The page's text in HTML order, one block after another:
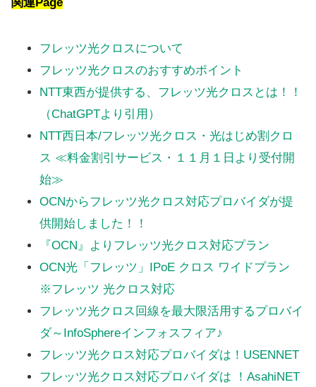
フレッツ光クロスについて
フレッツ光クロスのおすすめポイント
NTT東西が提供する、フレッツ光クロスとは！！
（ChatGPTより引用）
NTT西日本/フレッツ光クロス・光はじめ割クロ
ス ≪料金割引サービス・１１月１日より受付開
始≫
OCNからフレッツ光クロス対応プロバイダが提
供開始しました！！
『OCN』よりフレッツ光クロス対応プラン
OCN光「フレッツ」IPoE クロス ワイドプラン
※フレッツ 光クロス対応
フレッツ光クロス回線を最大限活用するプロバイ
ダ～InfoSphereインフォスフィア♪
フレッツ光クロス対応プロバイダは！USENNET
フレッツ光クロス対応プロバイダは ！AsahiNET